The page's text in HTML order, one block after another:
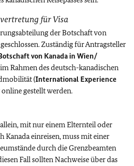
für Visa
der Botschaft von
Zuständig für Antragsteller
von Kanada in Wien/
Rahmen des deutsch-kanadischen
(International Experience
gestellt werden.
mit nur einem Elternteil oder
Kanada einreisen, muss mit einer
durch die Grenzbeamten
Fall sollten Nachweise über das